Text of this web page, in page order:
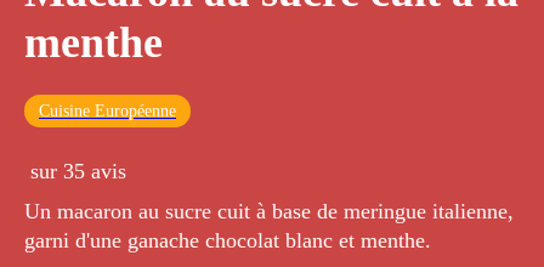
menthe
Cuisine Européenne
sur 35 avis
Un macaron au sucre cuit à base de meringue italienne,
garni d'une ganache chocolat blanc et menthe.